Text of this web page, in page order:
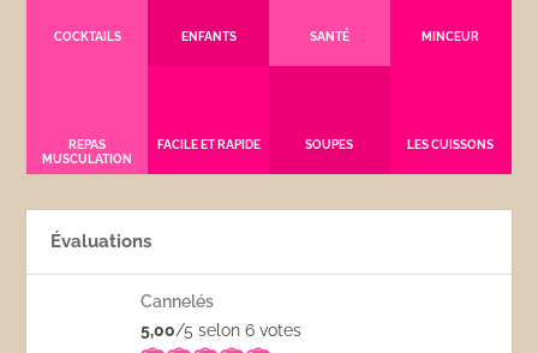
COCKTAILS ENFANTS SANTÉ MINCEUR
REPAS
MUSCULATION
FACILE ET RAPIDE SOUPES LES CUISSONS
Évaluations
Cannelés
5,00/5 selon 6votes